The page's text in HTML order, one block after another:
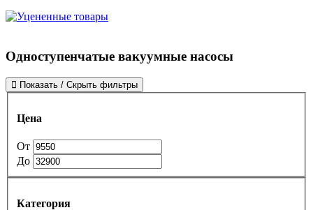
Одноступенчатые вакуумные насосы
Показать / Скрыть фильтры
Цена
От
До
Категория